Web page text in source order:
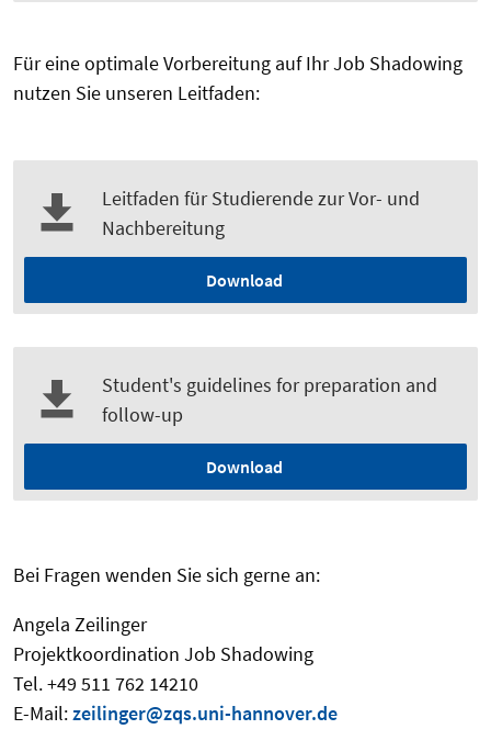
Für eine optimale Vorbereitung auf Ihr Job Shadowing
nutzen Sie unseren Leitfaden:
Leitfaden für Studierende zur Vor- und
Nachbereitung
Download
Student's guidelines for preparation and
follow-up
Download
Bei Fragen wenden Sie sich gerne an:
Angela Zeilinger
Projektkoordination Job Shadowing
Tel. +49 511 762 14210
E-Mail:zeilinger@zqs.uni-hannover.de